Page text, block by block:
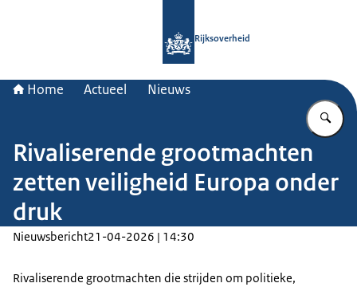
Rijksoverheid
Home Actueel Nieuws
Rivaliserende grootmachten
zetten veiligheid Europa onder
druk
Nieuwsbericht21-04-2026 | 14:30
Rivaliserende grootmachten die strijden om politieke,